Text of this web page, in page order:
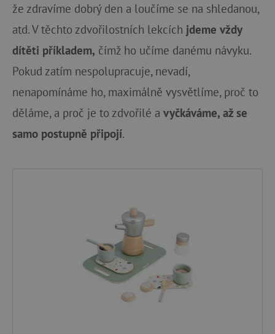
že zdravíme dobrý den a loučíme se na shledanou,
atd. V těchto zdvořilostních lekcích jdeme vždy
dítěti příkladem, čímž ho učíme danému návyku.
Pokud zatím nespolupracuje, nevadí,
nenapomínáme ho, maximálně vysvětlíme, proč to
děláme, a proč je to zdvořilé a vyčkáváme, až se
samo postupně připojí.